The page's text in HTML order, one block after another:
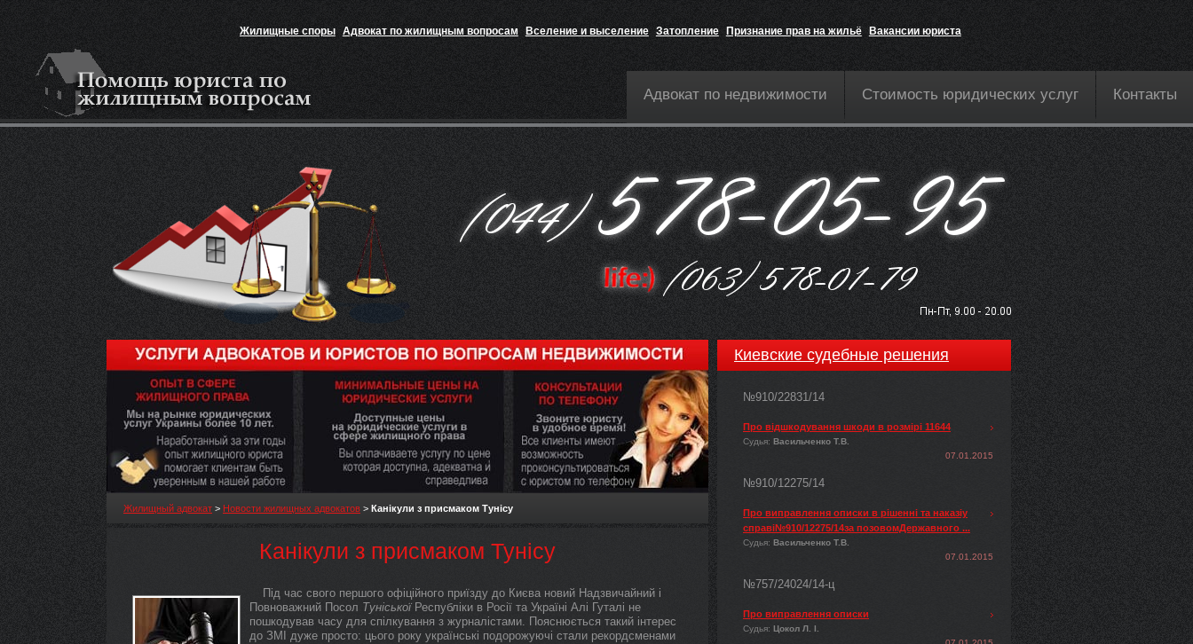
Жилищные споры Адвокат по жилищным вопросам Вселение и выселение Затопление Признание прав на жильё Вакансии юриста
Адвокат по недвижимости Стоимость юридических услуг Контакты
Жилищный адвокат > Новости жилищных адвокатов > Канікули з присмаком Тунісу
Канікули з присмаком Тунісу
Під час свого першого офіційного приїзду до Києва новий Надзвичайний і
Повноважний Посол ТуніськоїРеспубліки в Росії та Україні Алі Гуталі не
пошкодував часу для спілкування з журналістами. Пояснюється такий інтерес
до ЗМІ дуже просто: цього року українські подорожуючі стали рекордсменами
Киевские судебные решения
№910/22831/14
Про відшкодування шкоди в розмірі 11644
Судья: Васильченко Т.В.
07.01.2015
№910/12275/14
Про виправлення описки в рішенні та наказіу
справі№910/12275/14за позовомДержавного ...
Судья: Васильченко Т.В.
07.01.2015
№757/24024/14-ц
Про виправлення описки
Судья: Цокол Л. І.